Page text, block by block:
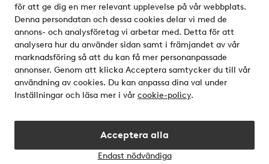
för att ge dig en mer relevant upplevelse på vår webbplats.
Denna persondatan och dessa cookies delar vi med de
annons- och analysföretag vi arbetar med. Detta för att
analysera hur du använder sidan samt i främjandet av vår
marknadsföring så att du kan få mer personanpassade
annonser. Genom att klicka Acceptera samtycker du till vår
användning av cookies. Du kan anpassa dina val under
Inställningar och läsa mer i vår cookie-policy.
Acceptera alla
Endast nödvändiga
Säkra betalningar - Betala direkt eller dela upp
Vill du veta mer om våra betalalternativ?
elpy